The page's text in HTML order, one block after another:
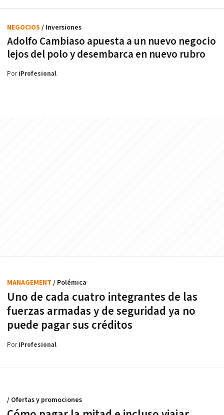
Adolfo Cambiaso apuesta a un nuevo negocio
lejos del polo y desembarca en nuevo rubro
NEGOCIOS / Inversiones
PoriProfesional
Uno de cada cuatro integrantes de las
fuerzas armadas y de seguridad ya no
puede pagar sus créditos
MANAGEMENT / Polémica
PoriProfesional
/ Ofertas y promociones